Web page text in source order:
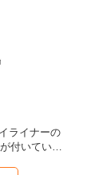
のびんのま
ーの容器